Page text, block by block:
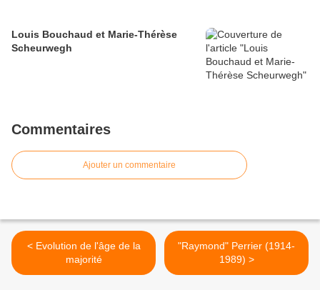
Louis Bouchaud et Marie-Thérèse
Scheurwegh
Commentaires
Ajouter un commentaire
< Evolution de l'âge de la
majorité
"Raymond" Perrier (1914-
1989) >